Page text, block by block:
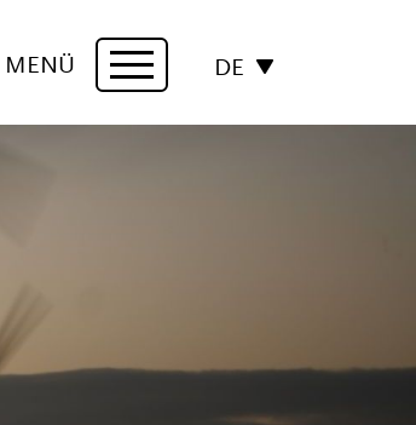
MENÜ
Navigation
DE